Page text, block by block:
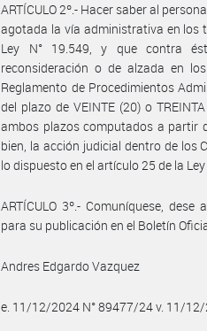
ARTÍCULO 2º.- Hacer saber al
agotada la vía administrativa en los
Ley N° 19.549, y que contra
reconsideración o de alzada en
Reglamento de Procedimientos
del plazo de VEINTE (20) o
ambos plazos computados a partir
bien, la acción judicial dentro de los
lo dispuesto en el artículo 25 de la Ley
ARTÍCULO 3º.- Comuníquese, dese
para su publicación en el Boletín
Andres Edgardo Vazquez
e. 11/12/2024 N° 89477/24 v. 11/